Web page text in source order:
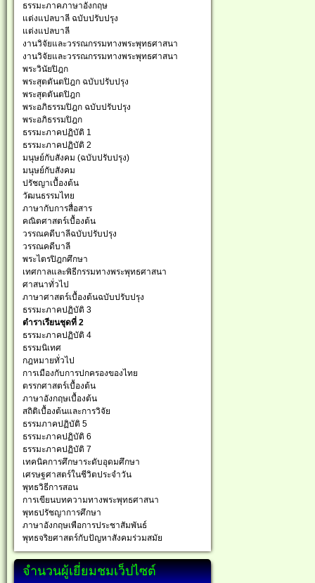
ธรรมะภาคภาษาอังกฤษ
แต่งแปลบาลี ฉบับปรับปรุง
แต่งแปลบาลี
งานวิจัยและวรรณกรรมทางพระพุทธศาสนา
งานวิจัยและวรรณกรรมทางพระพุทธศาสนา
พระวินัยปิฎก
พระสุตตันตปิฎก ฉบับปรับปรุง
พระสุตตันตปิฎก
พระอภิธรรมปิฎก ฉบับปรับปรุง
พระอภิธรรมปิฎก
ธรรมะภาคปฏิบัติ 1
ธรรมะภาคปฏิบัติ 2
มนุษย์กับสังคม (ฉบับปรับปรุง)
มนุษย์กับสังคม
ปรัชญาเบื้องต้น
วัฒนธรรมไทย
ภาษากับการสื่อสาร
คณิตศาสตร์เบื้องต้น
วรรณคดีบาลีฉบับปรับปรุง
วรรณคดีบาลี
พระไตรปิฎกศึกษา
เทศกาลและพิธีกรรมทางพระพุทธศาสนา
ศาสนาทั่วไป
ภาษาศาสตร์เบื้องต้นฉบับปรับปรุง
ธรรมะภาคปฏิบัติ 3
ตำราเรียนชุดที่ 2
ธรรมะภาคปฏิบัติ 4
ธรรมนิเทศ
กฎหมายทั่วไป
การเมืองกับการปกครองของไทย
ตรรกศาสตร์เบื้องต้น
ภาษาอังกฤษเบื้องต้น
สถิติเบื้องต้นและการวิจัย
ธรรมภาคปฏิบัติ 5
ธรรมะภาคปฏิบัติ 6
ธรรมะภาคปฏิบัติ 7
เทคนิคการศึกษาระดับอุดมศึกษา
เศรษฐศาสตร์ในชีวิตประจำวัน
พุทธวิธีการสอน
การเขียนบทความทางพระพุทธศาสนา
พุทธปรัชญาการศึกษา
ภาษาอังกฤษเพือการประชาสัมพันธ์
พุทธจริยศาสตร์กับปัญหาสังคมร่วมสมัย
จำนวนผู้เยี่ยมชมเว็ปไซต์